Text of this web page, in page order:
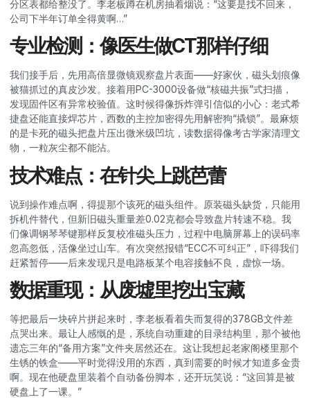
分区表都给整没了。李老板蹲在机房抽着烟说：“这要是找不回来，
公司下半年订单全得黄啊…”
专业检测：像医生做CT那样仔细
我们接手后，先用高倍显微镜观察盘片表面——好家伙，磁头划痕像
被猫抓过的真皮沙发。接着用PC-3000设备做“核磁共振”式扫描，
发现固件区有异常校验值。这时候得像拆炸弹引信似的小心：老式希
捷盘还能直接焊芯片，西数的主控加密得先用解密狗“撬锁”。最麻烦
的是卡死的磁头把盘片压出微米级凹坑，读数据得像考古学家清理文
物，一粒灰尘都不能沾。
技术难点：在针尖上跳芭蕾
说到操作难点啊，得提那个该死的磁头组件。原装磁头缺货，只能用
拆机件替代，但新旧磁头重量差0.02克都会导致盘片转速不稳。我
们像调钢琴琴键那样反复校准磁头压力，过程中电脑屏幕上的误码率
忽高忽低，活像坐过山车。有次突然报错“ECC不可纠正”，吓得我们
赶紧暂停——后来发现只是电路板某个电容接触不良，虚惊一场。
数据重现：从废墟里挖出宝藏
等把最后一块碎片拼起来时，李老板看着失而复得的378GB文件差
点哭出来。最让人感慨的是，系统自动重建的目录结构里，那个被他
遗忘三年的“备用方案”文件夹居然还在。这让我想起老家阁楼里那个
生锈的铁盒——平时觉得没用的东西，真到需要的时候才知道多金贵
啊。现在他硬盘里装着个自动备份脚本，还开玩笑说：“这回算是被
硬盘上了一课。”